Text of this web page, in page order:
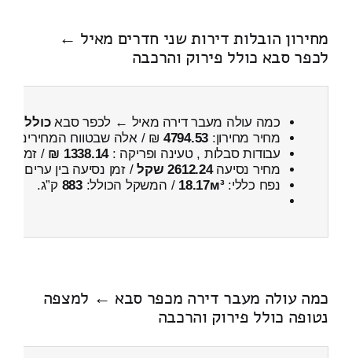
מחירון הובלות דירות שני חדרים מאיל ←
לכפר סבא כולל פירוק והרכבה
כמה עולה מעבר דירה מאיל ← לכפר סבאכולל
מחיר מחירון: 4794.53 ₪ / אלה שבטווח המחירים
עבודות סבלות , טעינה ופריקה :1338.14 ₪ / זמן :
מחיר נסיעה2612.24 שקל / זמן נסיעה בין ערים
נפח כללי:18.17м³ / המשקל הכולל:883 ק”ג.
כמה עולה מעבר דירה מכפר סבא ← למצפה
נטופה כולל פירוק והרכבה